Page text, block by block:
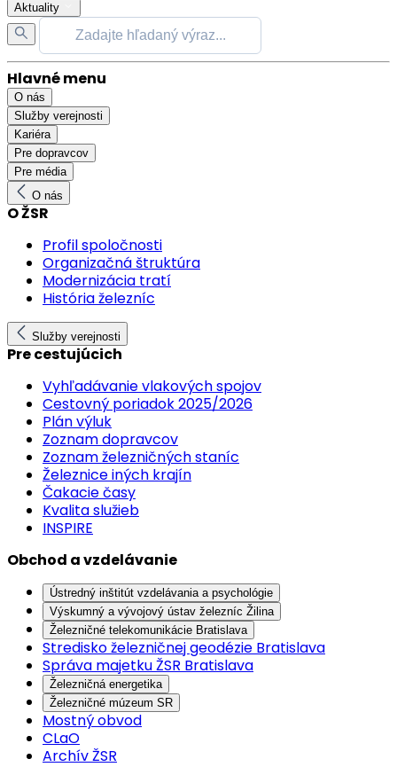
Aktuality
Hlavné menu
O nás
Služby verejnosti
Kariéra
Pre dopravcov
Pre média
O nás
O ŽSR
Profil spoločnosti
Organizačná štruktúra
Modernizácia tratí
História železníc
Služby verejnosti
Pre cestujúcich
Vyhľadávanie vlakových spojov
Cestovný poriadok 2025/2026
Plán výluk
Zoznam dopravcov
Zoznam železničných staníc
Železnice iných krajín
Čakacie časy
Kvalita služieb
INSPIRE
Obchod a vzdelávanie
Ústredný inštitút vzdelávania a psychológie
Výskumný a vývojový ústav železníc Žilina
Železničné telekomunikácie Bratislava
Stredisko železničnej geodézie Bratislava
Správa majetku ŽSR Bratislava
Železničná energetika
Železničné múzeum SR
Mostný obvod
CLaO
Archív ŽSR